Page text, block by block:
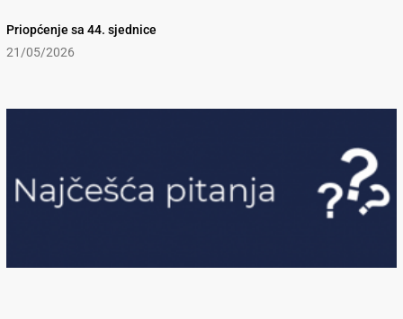
Priopćenje sa 44. sjednice
21/05/2026